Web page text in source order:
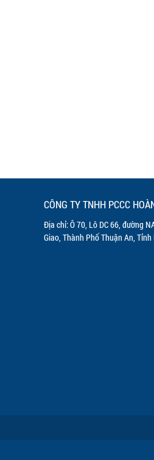
CÔNG TY TNHH PCCC
Địa chỉ: Ô 70, Lô DC 66, đường
Giao, Thành Phố Thuận An,